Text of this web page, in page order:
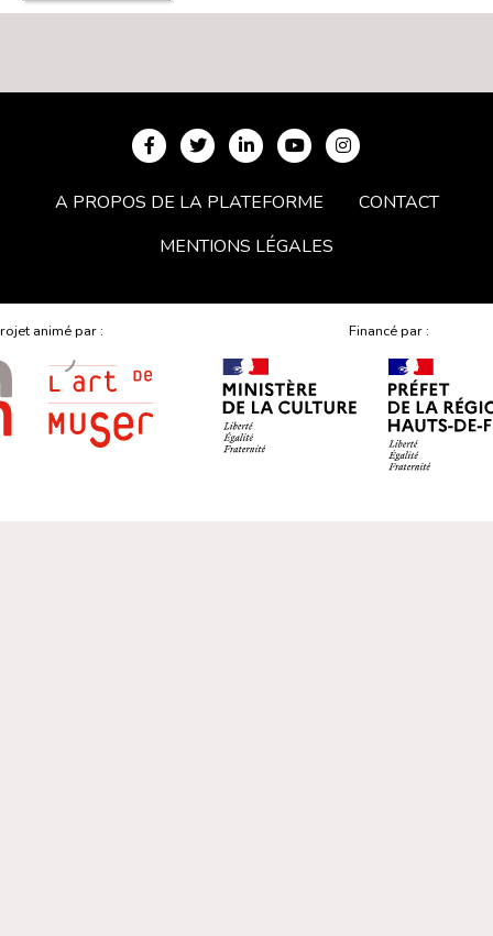
A PROPOS DE LA PLATEFORME
CONTACT
MENTIONS LÉGALES
animé par : Financé par :